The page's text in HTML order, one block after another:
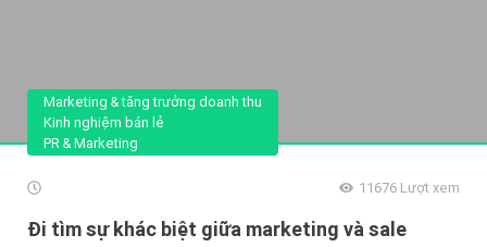
Marketing & tăng trưởng doanh thu
Kinh nghiệm bán lẻ
PR & Marketing
11676 Lượt xem
Đi tìm sự khác biệt giữa marketing và sale